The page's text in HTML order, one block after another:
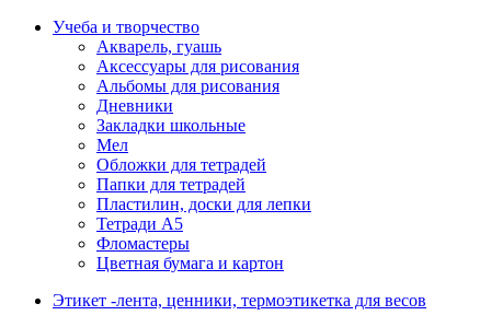
Учеба и творчество
Акварель, гуашь
Аксессуары для рисования
Альбомы для рисования
Дневники
Закладки школьные
Мел
Обложки для тетрадей
Папки для тетрадей
Пластилин, доски для лепки
Тетради А5
Фломастеры
Цветная бумага и картон
Этикет -лента, ценники, термоэтикетка для весов